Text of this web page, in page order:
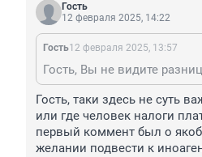
Гость
12 февраля 2025, 14:22
Гость12 февраля 2025, 13:57
Гость, таки здесь не суть
или где человек налоги
первый коммент был о
желании подвести к